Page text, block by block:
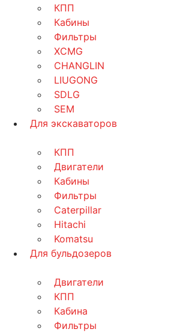
КПП
Кабины
Фильтры
XCMG
CHANGLIN
LIUGONG
SDLG
SEM
Для экскаваторов
КПП
Двигатели
Кабины
Фильтры
Caterpillar
Hitachi
Komatsu
Для бульдозеров
Двигатели
КПП
Кабина
Фильтры